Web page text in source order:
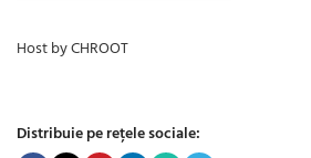
Host by CHROOT
Distribuie pe rețele sociale: